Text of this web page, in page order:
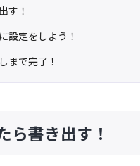
す！
設定をしよう！
まで完了！
ら書き出す！